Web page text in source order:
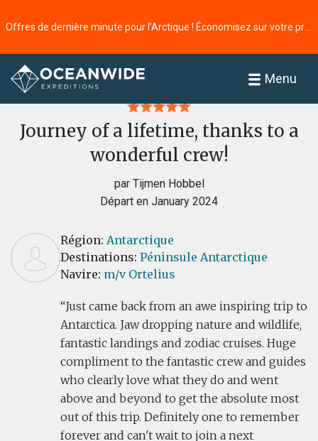
Menu
Accueil
Journey of a lifetime, thanks to a
wonderful crew!
par Tijmen Hobbel
Départ en January 2024
Région: Antarctique
Destinations: Péninsule Antarctique
Navire: m/v Ortelius
Just came back from an awe inspiring trip to
Antarctica. Jaw dropping nature and wildlife,
fantastic landings and zodiac cruises. Huge
compliment to the fantastic crew and guides
who clearly love what they do and went
above and beyond to get the absolute most
out of this trip. Definitely one to remember
forever and can't wait to join a next